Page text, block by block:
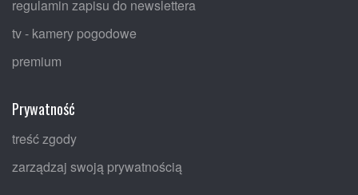
regulamin zapisu do newslettera
tv - kamery pogodowe
premium
Prywatność
treść zgody
zarządzaj swoją prywatnością